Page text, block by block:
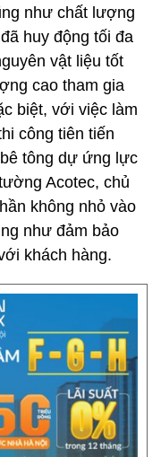
như chất lượng
huy động tối đa
vật liệu tốt
cao tham gia
biệt, với việc làm
công tiên tiến
tông dự ứng lực
Acotec, chủ
không nhỏ vào
như đảm bảo
khách hàng.